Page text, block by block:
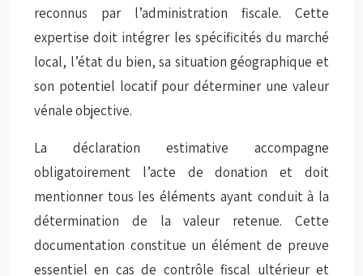
reconnus par l’administration fiscale. Cette
expertise doit intégrer les spécificités du marché
local, l’état du bien, sa situation géographique et
son potentiel locatif pour déterminer une valeur
vénale objective.
La déclaration estimative accompagne
obligatoirement l’acte de donation et doit
mentionner tous les éléments ayant conduit à la
détermination de la valeur retenue. Cette
documentation constitue un élément de preuve
essentiel en cas de contrôle fiscal ultérieur et